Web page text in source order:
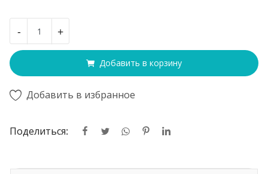
- +
Добавить в корзину
Добавить в избранное
Поделиться: